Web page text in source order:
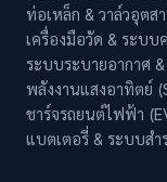
ท่อเหล็ก & วาล์วอุตส
เครื่องมือวัด & ระบบ
ระบบระบายอากาศ
พลังงานแสงอาทิตย์
ชาร์จรถยนต์ไฟฟ้า
แบตเตอรี่ & ระบบสำ